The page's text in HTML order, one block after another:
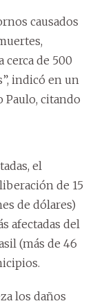
causados
de 500
indicó en un
Paulo, citando
el
de 15
de dólares)
afectadas del
(más de 46
los daños